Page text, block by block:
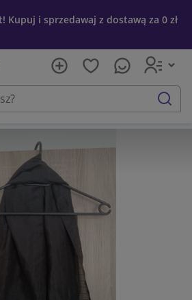
Kupuj i sprzedawaj z dostawą za 0 zł
szukaj